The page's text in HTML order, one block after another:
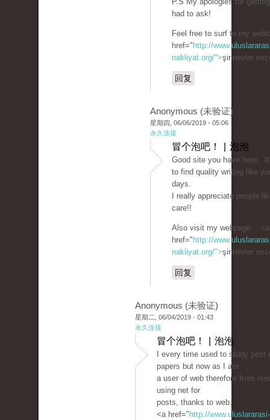
had to ask!
Feel free to surf to my
href=" http://
nakliyat.org/">şirinevler
回复
Anonymous (未验证)
星期四, 06/06/2019 - 05:06
永久连接
冒个泡吧！ | 泡泡
Good site you have here..
to find quality writing like
days.
I really appreciate people
care!!
Also visit my webpage :: <a
href=" http://
nakliyat.org/">şirinevler
回复
Anonymous (未验证)
星期二, 06/04/2019 - 01:43
永久连接
冒个泡吧！ | 泡泡
I every time used to study post
papers but now as I am
a user of web therefore from
using net for
posts, thanks to web.
<a href=" http://www.uluslararasi-